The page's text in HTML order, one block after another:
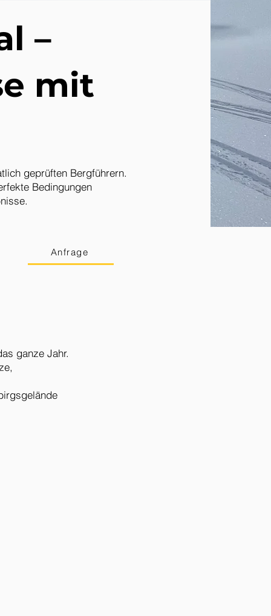
–
mit
geprüften Bergführern.
Bedingungen
Anfrage
ganze Jahr.